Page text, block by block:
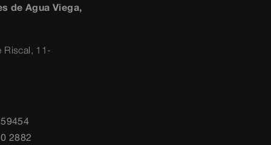
de Agua Viega,
Riscal, 11-
2882